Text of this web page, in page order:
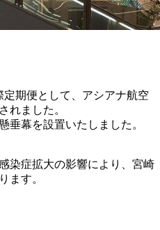
定期便として、アシアナ航空
れました。
垂幕を設置いたしました。
染症拡大の影響により、宮崎
ます。